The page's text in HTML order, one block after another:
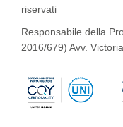
riservati
Responsabile della
2016/679) Avv.